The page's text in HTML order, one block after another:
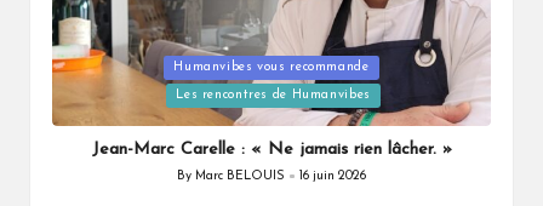
Posted
Humanvibes vous recommande
Les rencontres de Humanvibes
Jean-Marc Carelle : « Ne jamais rien lâcher. »
Posted
By Marc BELOUIS 16 juin 2026